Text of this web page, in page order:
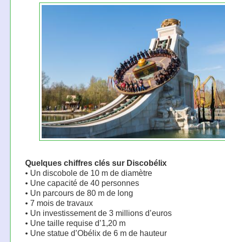
Quelques chiffres clés sur Discobélix
• Un discobole de 10 m de diamètre
• Une capacité de 40 personnes
• Un parcours de 80 m de long
• 7 mois de travaux
• Un investissement de 3 millions d’euros
• Une taille requise d’1,20 m
• Une statue d’Obélix de 6 m de hauteur